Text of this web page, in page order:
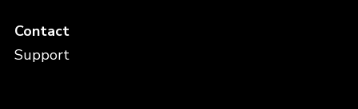
Contact
Support